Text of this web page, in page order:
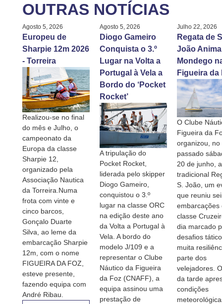
OUTRAS NOTÍCIAS
Agosto 5, 2026
Europeu de
Sharpie 12m 2026
- Torreira
Realizou-se no final
do mês e Julho, o
campeonato da
Europa da classe
Sharpie 12,
organizado pela
Associação Nautica
da Torreira.Numa
frota com vinte e
cinco barcos,
Gonçalo Duarte
Silva, ao leme da
embarcação Sharpie
12m, com o nome
FIGUEIRA DA FOZ,
esteve presente,
fazendo equipa com
André Ribau.
Agosto 5, 2026
Diogo Gameiro
Conquista o 3.º
Lugar na Volta a
Portugal à Vela a
Bordo do ‘Pocket
Rocket’
A tripulação do
Pocket Rocket,
liderada pelo skipper
Diogo Gameiro,
conquistou o 3.º
lugar na classe ORC
na edição deste ano
da Volta a Portugal à
Vela. A bordo do
modelo J/109 e a
representar o Clube
Náutico da Figueira
da Foz (CNAFF), a
equipa assinou uma
prestação de
Julho 22, 2026
Regata de
João
Mondego
Figueira da
O Clube
Figueira da
organizou, no
passado
20 de junho, a
tradicional
S. João, um
que reuniu
embarcações
classe
dia marcado
desafios
muita
parte dos
velejadores.
da tarde
condições